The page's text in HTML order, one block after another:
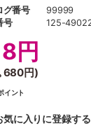
グ番号
99999
号
125-
円
680円)
イント
気に入りに登録する